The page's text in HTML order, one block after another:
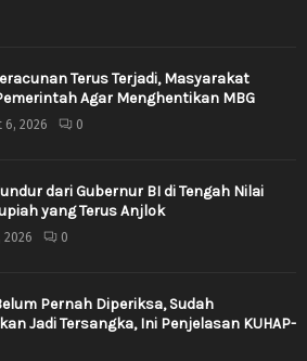
Terus Terjadi, Masyarakat
Agar Menghentikan MBG
6, 2026 0
dari Gubernur BI di Tengah Nilai
yang Terus Anjlok
2026 0
Pernah Diperiksa, Sudah
Jadi Tersangka, Ini Penjelasan KUHAP-